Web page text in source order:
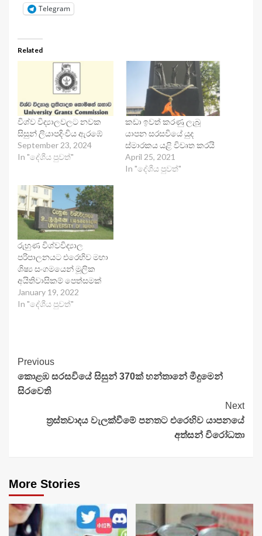
Telegram
Related
විශ්ව විද්‍යාලවලට නවක
සිසුන් ලියාපදිංචිය ඇරඹේ
September 23, 2024
In "දේශීය පුවත්"
කඩා ඉවත් කරණු ලැබූ
යාපන සරසවියේ යුද
ස්මාරකය යළි විවෘත කරයි
April 25, 2021
In "දේශීය පුවත්"
රුහුණ විශ්වවිද්‍යාල
පරිපාලනයට එරෙහිව මහා
ශිෂ්‍ය සංගමයෙන් මූලික
අයිතිවාසිකම් පෙත්සමක්
January 19, 2022
In "දේශීය පුවත්"
Continue
Reading
Previous
කොළඹ සරසවියේ සිසුන් 370ක් හන්තානේ මීදුමෙන්
සිරවෙති
Next
ත්‍රස්තවාදය වැලක්වීමේ පනතට එරෙහිව යාපනයේ
අත්සන් විරෝධතා
More Stories